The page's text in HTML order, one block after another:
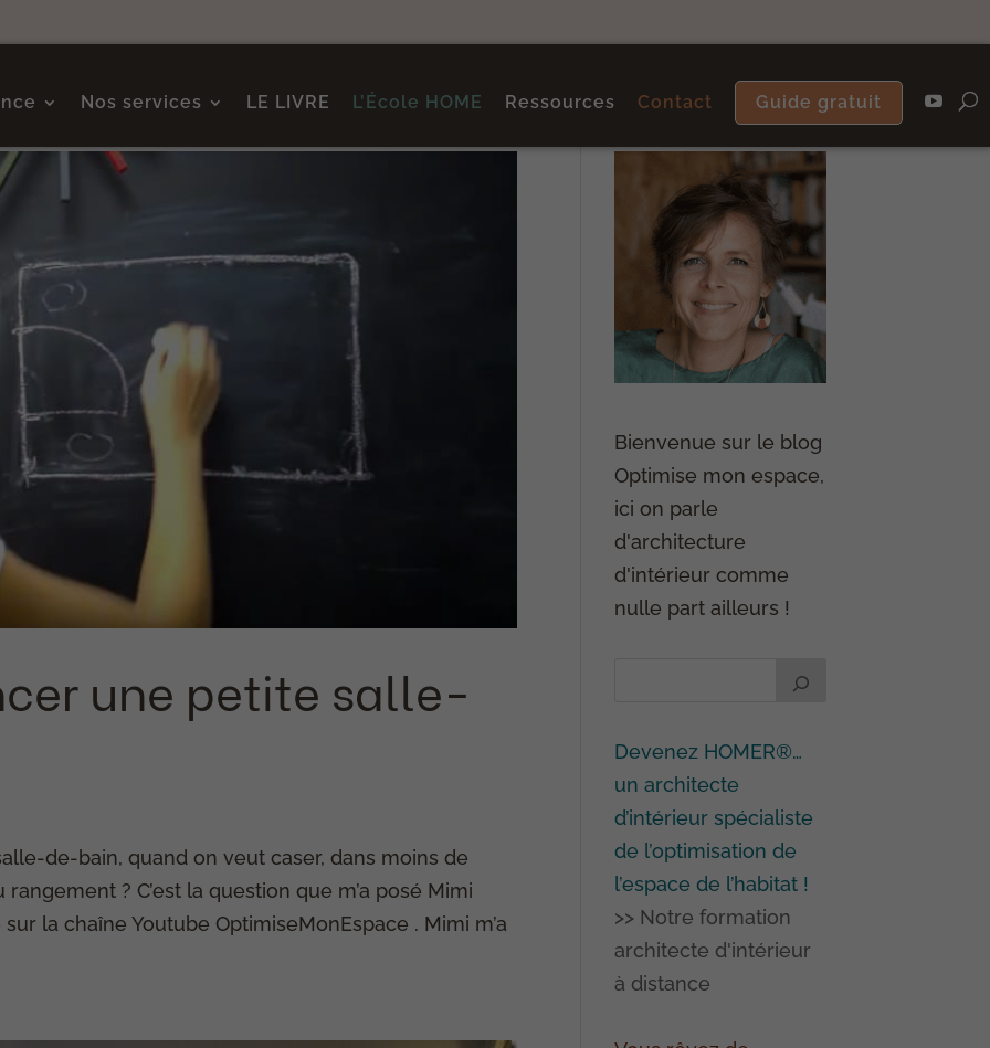
Nos services LE LIVRE L’École HOME Ressources Contact Guide gratuit
une petite salle-
de-bain, quand on veut caser, dans moins de
? C’est la question que m’a posé Mimi
la chaîne Youtube OptimiseMonEspace . Mimi m’a
Bienvenue sur le blog
Optimise mon espace,
ici on parle
d'architecture
d'intérieur comme
nulle part ailleurs !
Devenez HOMER®…
un architecte
d’intérieur spécialiste
de l’optimisation de
l’espace de l’habitat !
>> Notre formation
architecte d'intérieur
à distance